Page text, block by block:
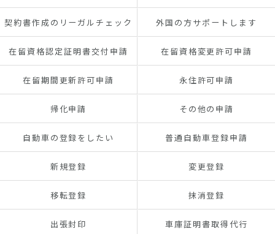
契約書作成のリーガルチェック 外国の方サポートします
在留資格認定証明書交付申請 在留資格変更許可申請
在留期間更新許可申請 永住許可申請
帰化申請 その他の申請
自動車の登録をしたい 普通自動車登録申請
新規登録 変更登録
移転登録 抹消登録
出張封印 車庫証明書取得代行